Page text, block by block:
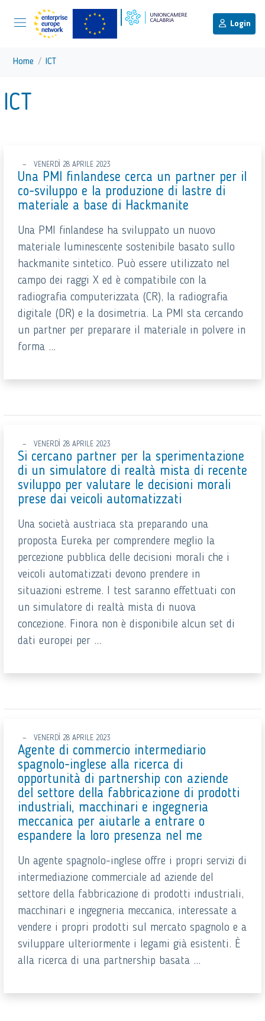
Vai ai contenuti
Login
torna al menu di scelta rapida
Menu di navigazione principale
Home ICT
torna al menu di scelta rapida
ICT
VENERDÌ 28 APRILE 2023
Una PMI finlandese cerca un partner per il
co-sviluppo e la produzione di lastre di
materiale a base di Hackmanite
Una PMI finlandese ha sviluppato un nuovo
materiale luminescente sostenibile basato sullo
hackmanite sintetico. Può essere utilizzato nel
campo dei raggi X ed è compatibile con la
radiografia computerizzata (CR), la radiografia
digitale (DR) e la dosimetria. La PMI sta cercando
un partner per preparare il materiale in polvere in
forma ...
VENERDÌ 28 APRILE 2023
Si cercano partner per la sperimentazione
di un simulatore di realtà mista di recente
sviluppo per valutare le decisioni morali
prese dai veicoli automatizzati
Una società austriaca sta preparando una
proposta Eureka per comprendere meglio la
percezione pubblica delle decisioni morali che i
veicoli automatizzati devono prendere in
situazioni estreme. I test saranno effettuati con
un simulatore di realtà mista di nuova
concezione. Finora non è disponibile alcun set di
dati europei per ...
VENERDÌ 28 APRILE 2023
Agente di commercio intermediario
spagnolo-inglese alla ricerca di
opportunità di partnership con aziende
del settore della fabbricazione di prodotti
industriali, macchinari e ingegneria
meccanica per aiutarle a entrare o
espandere la loro presenza nel me
Un agente spagnolo-inglese offre i propri servizi di
intermediazione commerciale ad aziende del
settore della fabbricazione di prodotti industriali,
macchinari e ingegneria meccanica, interessate a
vendere i propri prodotti sul mercato spagnolo e a
sviluppare ulteriormente i legami già esistenti. È
alla ricerca di una partnership basata ...